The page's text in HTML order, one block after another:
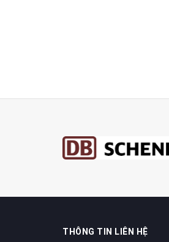
THÔNG TIN LIÊN HỆ